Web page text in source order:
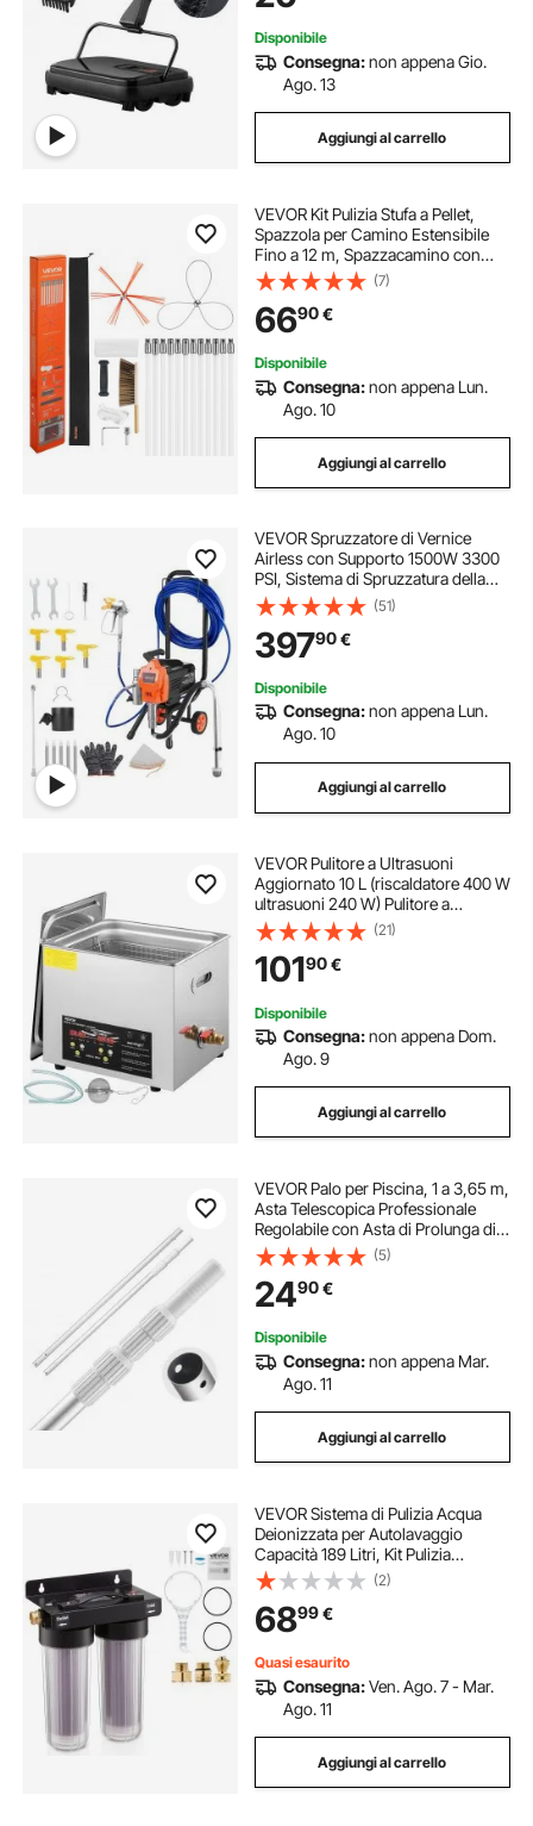
Disponibile
Consegna:non appena Gio.
Ago. 13
Aggiungi al carrello
VEVOR Kit Pulizia Stufa a Pellet,
Spazzola per Camino Estensibile
Fino a 12 m, Spazzacamino con
Doppie Testine, Spazzola e
Occhiali, Strumento per la Pulizia
del Camino per Rettangolari e ad
Arco
(7)
6690€
Disponibile
Consegna:non appena Lun.
Ago. 10
Aggiungi al carrello
VEVOR Spruzzatore di Vernice
Airless con Supporto 1500W 3300
PSI, Sistema di Spruzzatura della
Vernice con Spazzola di Pulizia
Tubo Flessibile Asta di Prolunga
Ugelli, per Case, Edifici
(51)
39790€
Disponibile
Consegna:non appena Lun.
Ago. 10
Aggiungi al carrello
VEVOR Pulitore a Ultrasuoni
Aggiornato 10 L (riscaldatore 400 W
ultrasuoni 240 W) Pulitore a
Ultrasuoni da Laboratorio Digitale
con Temporizzatore del
Riscaldatore per Pulizia di Parti di
Strumenti
(21)
10190€
Disponibile
Consegna:non appena Dom.
Ago. 9
Aggiungi al carrello
VEVOR Palo per Piscina, 1 a 3,65 m,
Asta Telescopica Professionale
Regolabile con Asta di Prolunga di
Pulizia per Spazzola, Testa di
Aspirazione, Retino per Skimmer
per la Pulizia delle Piscine
(5)
2490€
Disponibile
Consegna:non appena Mar.
Ago. 11
Aggiungi al carrello
VEVOR Sistema di Pulizia Acqua
Deionizzata per Autolavaggio
Capacità 189 Litri, Kit Pulizia
Autolavaggio Sistema Deionizzato
con Cartucce Filtranti da 0,5 L, Kit
Pulizia Auto Moto Vetri da Officina
(2)
6899€
Quasi esaurito
Consegna:Ven. Ago. 7 - Mar.
Ago. 11
Aggiungi al carrello